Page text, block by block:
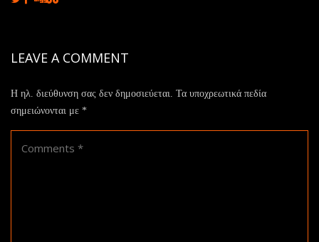
LEAVE A COMMENT
Η ηλ. διεύθυνση σας δεν δημοσιεύεται. Τα υποχρεωτικά πεδία
σημειώνονται με *